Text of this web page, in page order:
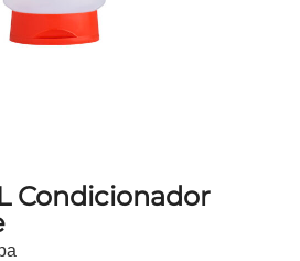
Condicionador